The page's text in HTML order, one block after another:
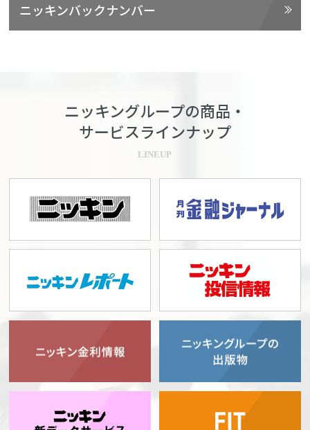
ニッキンバックナンバー
ニッキングループの商品・
サービスラインナップ
LINEUP